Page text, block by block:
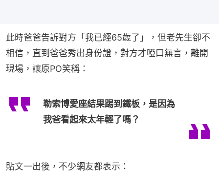
此時爸爸告訴對方「我已經65歲了」，但老先生卻不
相信，直到爸爸秀出身份證，對方才啞口無言，離開
現場，讓原PO笑稱：
勒索博愛座結果踢到鐵板，是因為
我爸看起來太年輕了嗎？
貼文一出後，不少網友都表示：